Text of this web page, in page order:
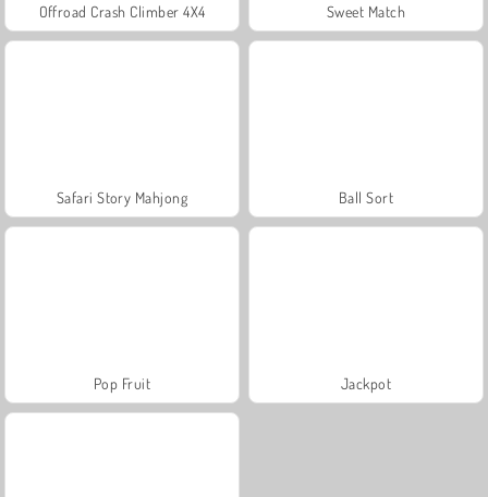
Offroad Crash Climber 4X4 Sweet Match
Safari Story Mahjong Ball Sort
Pop Fruit Jackpot